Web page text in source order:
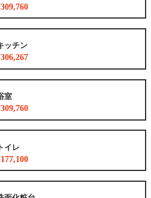
ッチン
室
イレ